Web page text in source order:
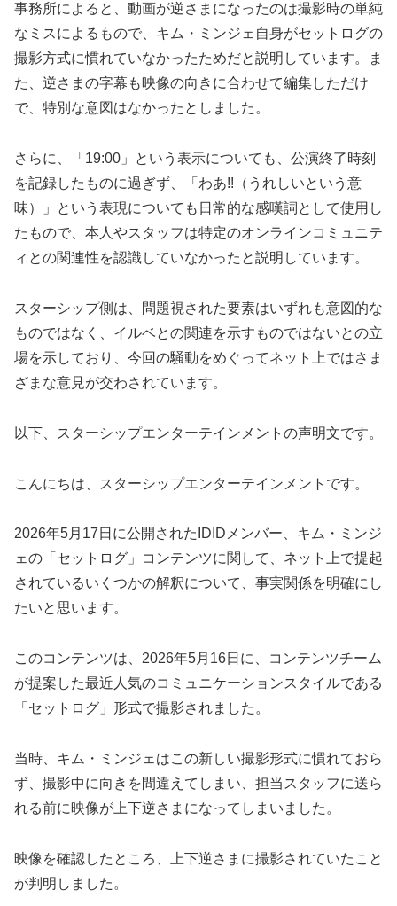
事務所によると、動画が逆さまになったのは撮影時の単純
なミスによるもので、キム・ミンジェ自身がセットログの
撮影方式に慣れていなかったためだと説明しています。ま
た、逆さまの字幕も映像の向きに合わせて編集しただけ
で、特別な意図はなかったとしました。
さらに、「19:00」という表示についても、公演終了時刻
を記録したものに過ぎず、「わあ!!（うれしいという意
味）」という表現についても日常的な感嘆詞として使用し
たもので、本人やスタッフは特定のオンラインコミュニテ
ィとの関連性を認識していなかったと説明しています。
スターシップ側は、問題視された要素はいずれも意図的な
ものではなく、イルベとの関連を示すものではないとの立
場を示しており、今回の騒動をめぐってネット上ではさま
ざまな意見が交わされています。
以下、スターシップエンターテインメントの声明文です。
こんにちは、スターシップエンターテインメントです。
2026年5月17日に公開されたIDIDメンバー、キム・ミンジ
ェの「セットログ」コンテンツに関して、ネット上で提起
されているいくつかの解釈について、事実関係を明確にし
たいと思います。
このコンテンツは、2026年5月16日に、コンテンツチーム
が提案した最近人気のコミュニケーションスタイルである
「セットログ」形式で撮影されました。
当時、キム・ミンジェはこの新しい撮影形式に慣れておら
ず、撮影中に向きを間違えてしまい、担当スタッフに送ら
れる前に映像が上下逆さまになってしまいました。
映像を確認したところ、上下逆さまに撮影されていたこと
が判明しました。